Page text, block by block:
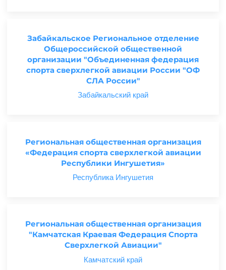
Забайкальское Региональное отделение
Общероссийской общественной
организации "Объединенная федерация
спорта сверхлегкой авиации России "ОФ
СЛА России"
Забайкальский край
Региональная общественная организация
«Федерация спорта сверхлегкой авиации
Республики Ингушетия»
Республика Ингушетия
Региональная общественная организация
"Камчатская Краевая Федерация Спорта
Сверхлегкой Авиации"
Камчатский край